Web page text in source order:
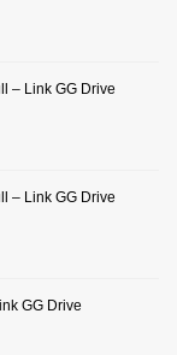
– Link GG Drive
– Link GG Drive
GG Drive